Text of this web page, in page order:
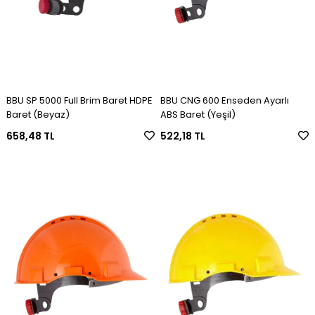
BBU SP 5000 Full Brim Baret HDPE
Baret (Beyaz)
658,48 TL
BBU CNG 600 Enseden Ayarlı
ABS Baret (Yeşil)
522,18 TL